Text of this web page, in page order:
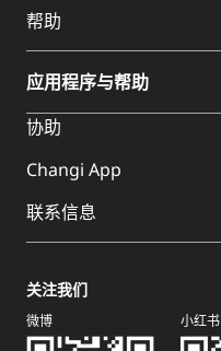
帮助
应用程序与帮助
协助
Changi App
联系信息
关注我们
微博 小红书